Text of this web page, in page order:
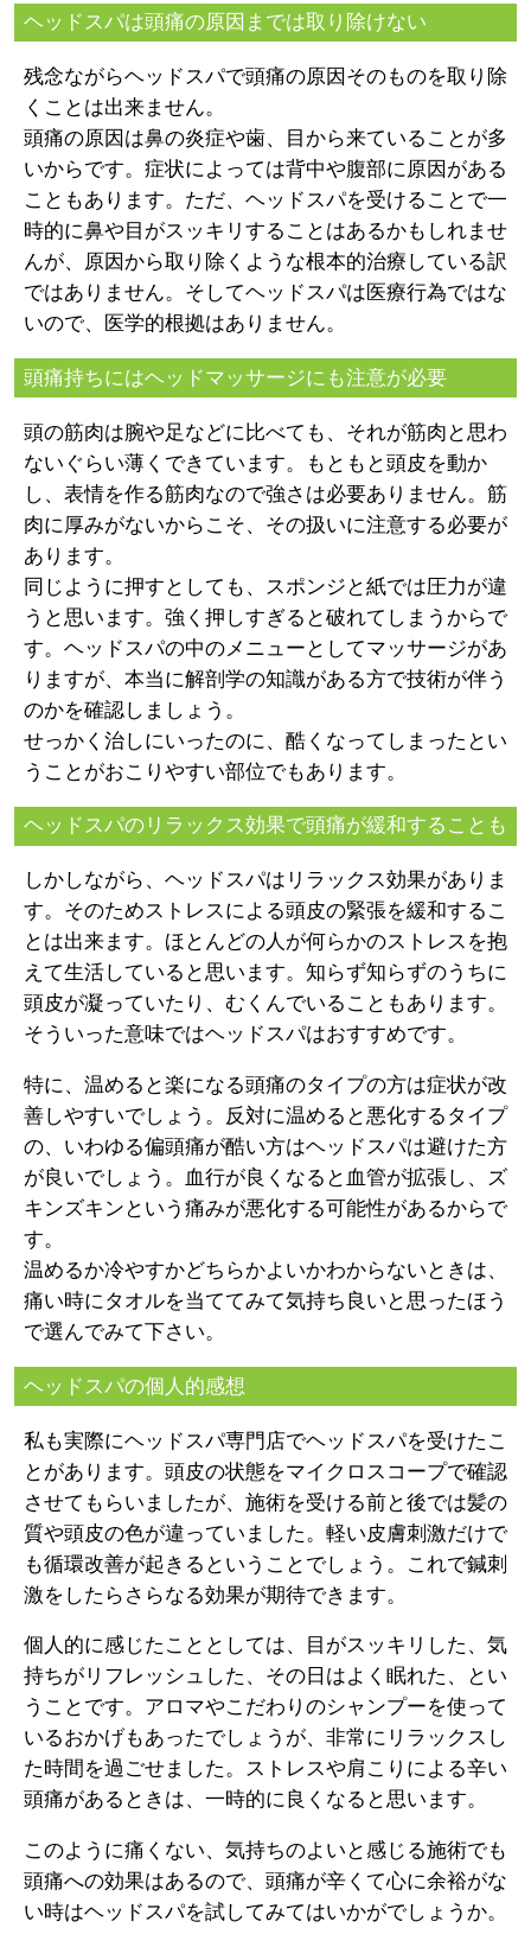
ヘッドスパは頭痛の原因までは取り除けない
残念ながらヘッドスパで頭痛の原因そのものを取り除
くことは出来ません。
頭痛の原因は鼻の炎症や歯、目から来ていることが多
いからです。症状によっては背中や腹部に原因がある
こともあります。ただ、ヘッドスパを受けることで一
時的に鼻や目がスッキリすることはあるかもしれませ
んが、原因から取り除くような根本的治療している訳
ではありません。そしてヘッドスパは医療行為ではな
いので、医学的根拠はありません。
頭痛持ちにはヘッドマッサージにも注意が必要
頭の筋肉は腕や足などに比べても、それが筋肉と思わ
ないぐらい薄くできています。もともと頭皮を動か
し、表情を作る筋肉なので強さは必要ありません。筋
肉に厚みがないからこそ、その扱いに注意する必要が
あります。
同じように押すとしても、スポンジと紙では圧力が違
うと思います。強く押しすぎると破れてしまうからで
す。ヘッドスパの中のメニューとしてマッサージがあ
りますが、本当に解剖学の知識がある方で技術が伴う
のかを確認しましょう。
せっかく治しにいったのに、酷くなってしまったとい
うことがおこりやすい部位でもあります。
ヘッドスパのリラックス効果で頭痛が緩和することも
しかしながら、ヘッドスパはリラックス効果がありま
す。そのためストレスによる頭皮の緊張を緩和するこ
とは出来ます。ほとんどの人が何らかのストレスを抱
えて生活していると思います。知らず知らずのうちに
頭皮が凝っていたり、むくんでいることもあります。
そういった意味ではヘッドスパはおすすめです。
特に、温めると楽になる頭痛のタイプの方は症状が改
善しやすいでしょう。反対に温めると悪化するタイプ
の、いわゆる偏頭痛が酷い方はヘッドスパは避けた方
が良いでしょう。血行が良くなると血管が拡張し、ズ
キンズキンという痛みが悪化する可能性があるからで
す。
温めるか冷やすかどちらかよいかわからないときは、
痛い時にタオルを当ててみて気持ち良いと思ったほう
で選んでみて下さい。
ヘッドスパの個人的感想
私も実際にヘッドスパ専門店でヘッドスパを受けたこ
とがあります。頭皮の状態をマイクロスコープで確認
させてもらいましたが、施術を受ける前と後では髪の
質や頭皮の色が違っていました。軽い皮膚刺激だけで
も循環改善が起きるということでしょう。これで鍼刺
激をしたらさらなる効果が期待できます。
個人的に感じたこととしては、目がスッキリした、気
持ちがリフレッシュした、その日はよく眠れた、とい
うことです。アロマやこだわりのシャンプーを使って
いるおかげもあったでしょうが、非常にリラックスし
た時間を過ごせました。ストレスや肩こりによる辛い
頭痛があるときは、一時的に良くなると思います。
このように痛くない、気持ちのよいと感じる施術でも
頭痛への効果はあるので、頭痛が辛くて心に余裕がな
い時はヘッドスパを試してみてはいかがでしょうか。